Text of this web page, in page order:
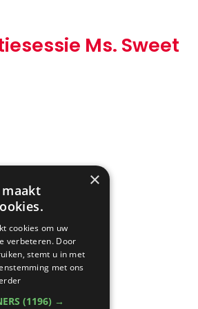
Ms. Sweet
×
cookies om uw
verbeteren. Door
stemt u in met
met ons
(1196) →